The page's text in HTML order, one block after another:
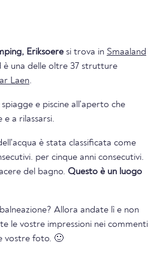
Eriksoere si trova in Smaaland
è una delle oltre 37 strutture
Laen.
e piscine all'aperto che
e a rilassarsi.
è stata classificata come
anni consecutivi.
del bagno. Questo è un luogo
Allora andate lì e non
le vostre impressioni nei commenti
vostre foto. 🙂